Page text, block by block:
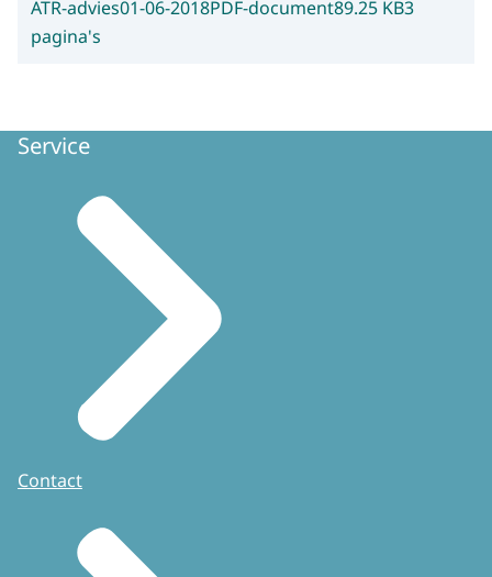
ATR-advies01-06-2018PDF-document89.25 KB3
pagina's
Service
Contact